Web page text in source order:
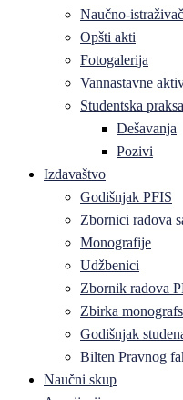
Naučno-
Opšti akti
Fotogalerija
Vannastavne
Studentska praksa
Dešavanja
Pozivi
Izdavaštvo
Godišnjak PFIS
Zbornici radova
Monografije
Udžbenici
Zbornik radova
Zbirka
Godišnjak
Bilten Pravnog
Naučni skup